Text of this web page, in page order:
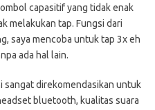
capasitif yang tidak enak
melakukan tap. Fungsi dari
saya mencoba untuk tap 3x eh
ada hal lain.
sangat direkomendasikan untuk
bluetooth, kualitas suara